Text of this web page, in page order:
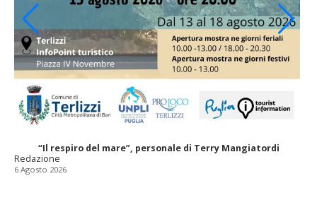
“Il respiro del mare”, personale di Terry Mangiatordi
Redazione
6 Agosto 2026